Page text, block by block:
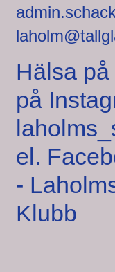
Hälsa på
på
el.
-
Klubb